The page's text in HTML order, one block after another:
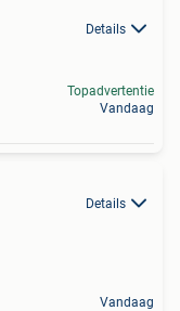
Details
Topadvertentie
Vandaag
Details
Vandaag